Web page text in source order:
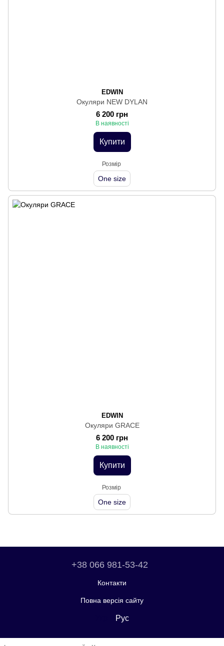
EDWIN
Окуляри NEW DYLAN
6 200 грн
В наявності
Купити
Розмір
One size
EDWIN
Окуляри GRACE
6 200 грн
В наявності
Купити
Розмір
One size
+38 066 981-53-42
Контакти
Повна версія сайту
Рус